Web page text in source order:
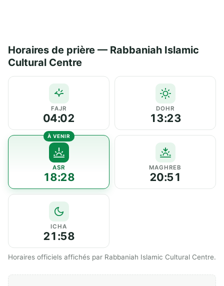
Horaires de prière — Rabbaniah Islamic
Cultural Centre
FAJR
04:02
DOHR
13:23
ASR
18:28
MAGHREB
20:51
ICHA
21:58
Horaires officiels affichés par Rabbaniah Islamic Cultural Centre.